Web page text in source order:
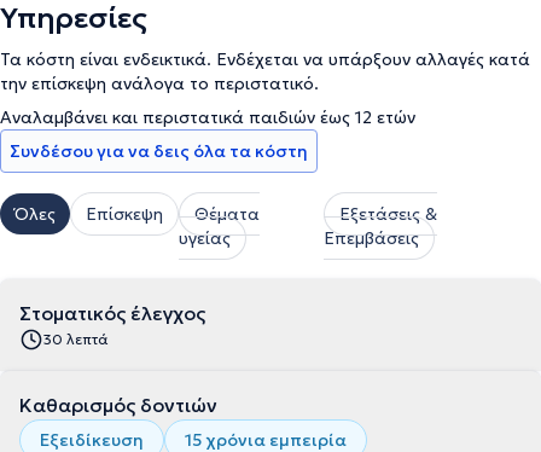
Υπηρεσίες
Τα κόστη είναι ενδεικτικά. Ενδέχεται να υπάρξουν αλλαγές κατά
την επίσκεψη ανάλογα το περιστατικό.
Αναλαμβάνει και περιστατικά παιδιών έως 12 ετών
Συνδέσου για να δεις όλα τα κόστη
Όλες Επίσκεψη
Θέματα
υγείας
Εξετάσεις &
Επεμβάσεις
Στοματικός έλεγχος
30 λεπτά
Καθαρισμός δοντιών
Εξειδίκευση
15 χρόνια εμπειρία